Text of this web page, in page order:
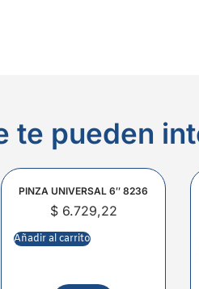
te pueden
PINZA UNIVERSAL 6″ 8236
$6.729,22
Añadir al carrito